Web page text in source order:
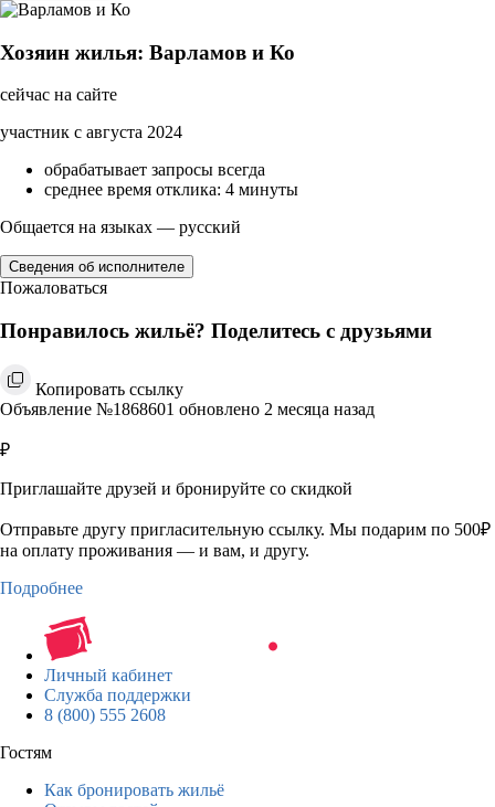
Хозяин жилья: Варламов и Ко
сейчас на сайте
участник с августа 2024
обрабатывает запросы всегда
среднее время отклика: 4 минуты
Общается на языках — русский
Сведения об исполнителе
Пожаловаться
Понравилось жильё? Поделитесь с друзьями
Копировать ссылку
Объявление №1868601 обновлено 2 месяца назад
₽
Приглашайте друзей и бронируйте со скидкой
Отправьте другу пригласительную ссылку. Мы подарим по 500₽
на оплату проживания — и вам, и другу.
Подробнее
Личный кабинет
Служба поддержки
8 (800) 555 2608
Гостям
Как бронировать жильё